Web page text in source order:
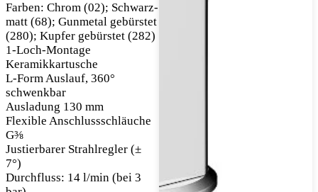
Farben: Chrom (02); Schwarz-
matt (68); Gunmetal gebürstet
(280); Kupfer gebürstet (282)
1-Loch-Montage
Keramikkartusche
L-Form Auslauf, 360°
schwenkbar
Ausladung 130 mm
Flexible Anschlussschläuche
G⅜
Justierbarer Strahlregler (±
7°)
Durchfluss: 14 l/min (bei 3